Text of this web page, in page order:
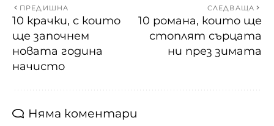
ПРЕДИШНА
10 крачки, с които
ще започнем
новата година
начисто
СЛЕДВАЩА
10 романа, които ще
стоплят сърцата
ни през зимата
Няма коментари